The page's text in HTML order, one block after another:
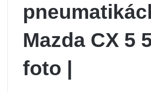
Mazda CX 5
foto |